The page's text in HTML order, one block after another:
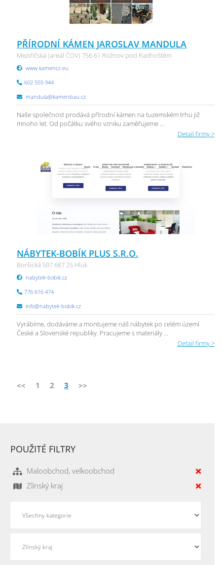
PŘÍRODNÍ KÁMEN JAROSLAV MANDULA
Meziříčská (areál ČOV) 756 61 Rožnov pod Radhoštěm
www.kamencz.eu
602 555 944
mandula@kamenbau.cz
Naše společnost prodává přírodní kámen na tuzemském trhu již
mnoho let. Od počátku svého vzniku zaměřujeme ...
Detail firmy >
NÁBYTEK-BOBÍK PLUS S.R.O.
Boršická 597 687 25 Hluk
nabytek-bobik.cz
776 616 474
info@nabytek-bobik.cz
Vyrábíme, dodáváme a montujeme náš nábytek po celém území
České a Slovenské republiky. Pracujeme s materiály ...
Detail firmy >
<< 1 2 3 >>
POUŽITÉ FILTRY
Maloobchod, velkoobchod
Zlínský kraj